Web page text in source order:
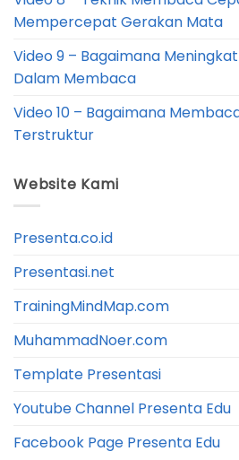
Mempercepat Gerakan Mata
Video 9 – Bagaimana
Dalam Membaca
Video 10 – Bagaimana
Terstruktur
Website Kami
Presenta.co.id
Presentasi.net
TrainingMindMap.com
MuhammadNoer.com
Template Presentasi
Youtube Channel Presenta Edu
Facebook Page Presenta Edu